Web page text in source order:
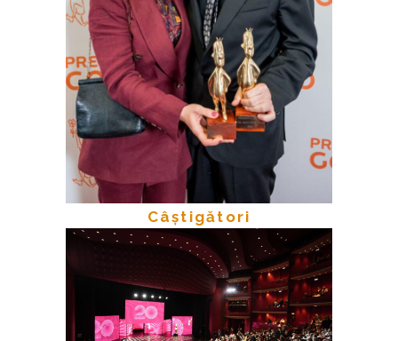
Câștigători